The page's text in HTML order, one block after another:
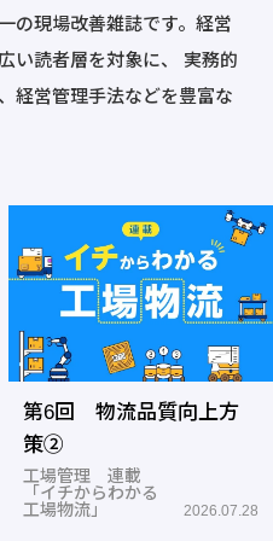
の現場改善雑誌です。経営
い読者層を対象に、 実務的
経営管理手法などを豊富な
第6回 物流品質向上方
策②
工場管理 連載
「イチからわかる
工場物流」
2026.07.28